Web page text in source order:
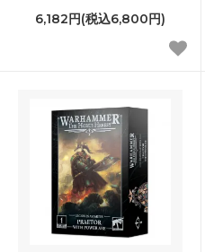
6,182円(税込6,800円)